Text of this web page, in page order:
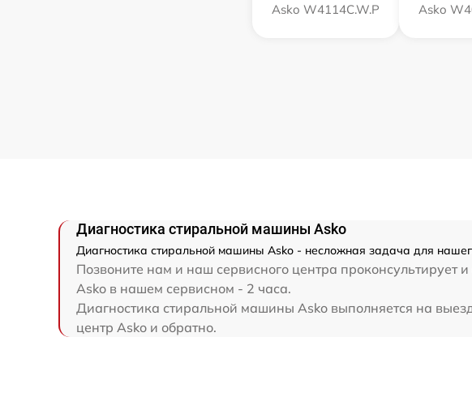
Asko W4114C.W.P Asko
Диагностика стиральной машины Asko
Диагностика стиральной машины Asko - несложная задача для
Позвоните нам и наш сервисного центра проконсультирует
Asko в нашем сервисном - 2 часа.
Диагностика стиральной машины Asko выполняется на
центр Asko и обратно.